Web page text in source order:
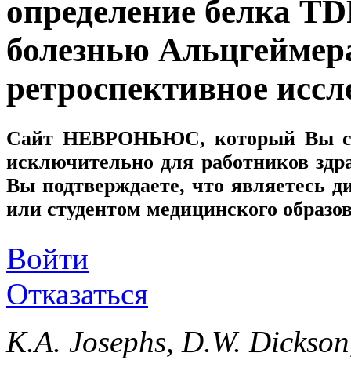
определение белка
болезнью
ретроспективное
Сайт НЕВРОНЬЮС, который Вы
исключительно для работников
Вы подтверждаете, что являетесь
или студентом медицинского
Войти
Отказаться
K.A. Josephs, D.W.